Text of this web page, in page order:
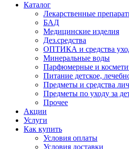
Каталог
Лекарственные
БАД
Медицинские изделия
Дез.средства
ОПТИКА и средства
Минеральные воды
Парфюмерные и
Питание детское,
Предметы и средства
Предметы по уходу за
Прочее
Акции
Услуги
Как купить
Условия оплаты
Условия доставки